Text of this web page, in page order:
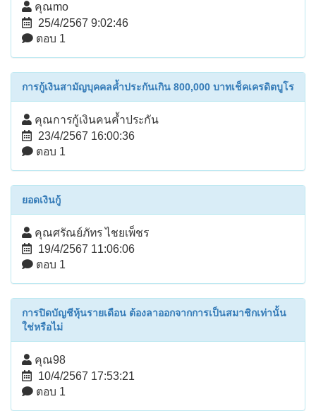
คุณmo
25/4/2567 9:02:46
ตอบ 1
การกู้เงินสามัญบุคคลค้ำประกันเกิน 800,000 บาทเช็คเครดิตบูโร
คุณการกู้เงินคนค้ำประกัน
23/4/2567 16:00:36
ตอบ 1
ยอดเงินกู้
คุณศรัณย์ภัทร ไชยเพ็ชร
19/4/2567 11:06:06
ตอบ 1
การปิดบัญชีหุ้นรายเดือน ต้องลาออกจากการเป็นสมาชิกเท่านั้น
ใช่หรือไม่
คุณ98
10/4/2567 17:53:21
ตอบ 1